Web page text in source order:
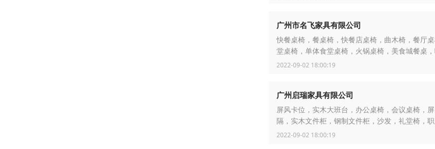
广州市名飞家具有限公司
快餐桌椅，餐桌椅，快餐店桌椅，曲木椅，餐厅
堂桌椅，单体食堂桌椅，火锅桌椅，美食城餐桌
桌椅，汉堡店桌椅
2022-09-02 18:00:19
广州启瑞家具有限公司
屏风卡位，实木大班台，办公桌椅，会议桌椅，
隔，实木文件柜，钢制文件柜，沙发，礼堂椅，
椅，板式文件柜
2022-09-02 18:00:19